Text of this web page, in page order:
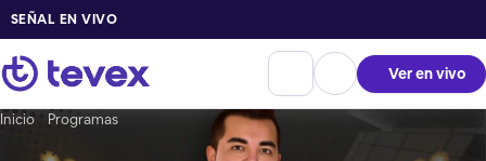
SEÑAL EN VIVO
Ver en vivo
Inicio Programas